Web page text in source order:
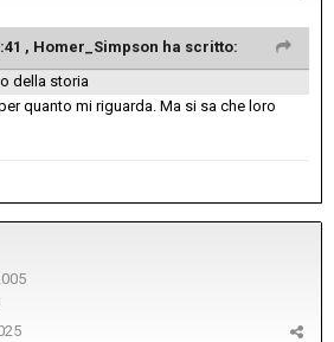
, Homer_Simpson ha scritto:
della storia
quanto mi riguarda. Ma si sa che loro